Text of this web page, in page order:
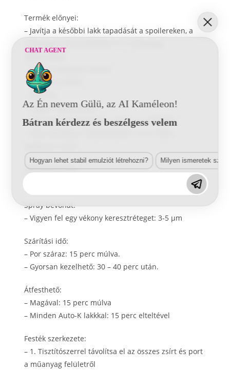
Termék előnyei:
– Javítja a későbbi lakk tapadását a spoilereken, a
– Ideális tapadást biztosít
– Gyorsan szárad
– Átlátszó
– Nagyon gazdaságos
– Könnyen feldolgozható, egyszerű működés
Kötőanyag alap:
Spray bevonat:
– Vigyen fel egy vékony keresztréteget: 3-5 μm
Szárítási idő:
– Por száraz: 15 perc múlva.
– Gyorsan kezelhető: 30 – 40 perc után.
Átfesthető:
– Magával: 15 perc múlva
– Minden Auto-K lakkkal: 15 perc elteltével
Festék szerkezete:
– 1. Tisztítószerrel távolítsa el az összes zsírt és port
a műanyag felületről
CHAT AGENT
Az Én nevem Gülü, az AI Kaméleon!
Bátran kérdezz és beszélgess velem
Hogyan lehet stabil emulziót létrehozni? Milyen ismeretek